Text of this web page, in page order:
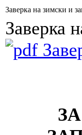
Заверка на зимски и
Заверка